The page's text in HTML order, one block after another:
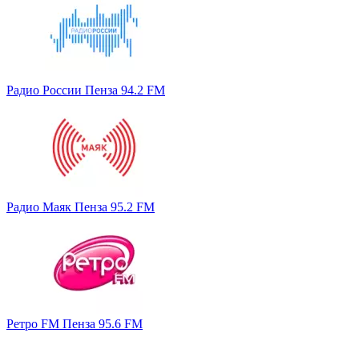
Радио России Пенза 94.2 FM
Радио Маяк Пенза 95.2 FM
Ретро FM Пенза 95.6 FM